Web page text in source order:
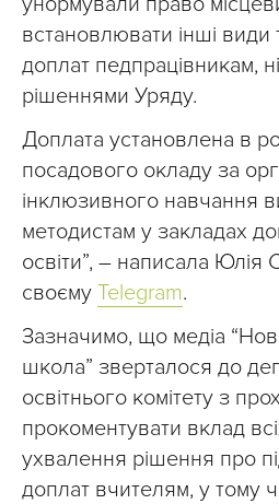
встановлювати інші види
доплат педпрацівникам,
рішеннями Уряду.
Доплата установлена в
посадового окладу за
інклюзивного навчання
методистам у закладах
освіти”, – написала Юлія
своєму Telegram.
Зазначимо, що медіа
школа” зверталося до
освітнього комітету з
прокоментувати вклад
ухвалення рішення про
доплат вчителям, у тому